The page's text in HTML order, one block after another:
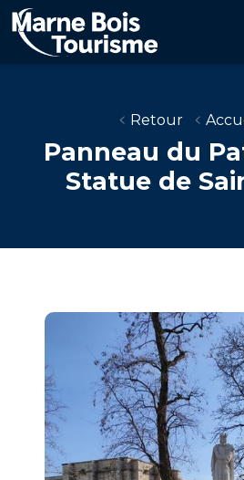
Aller
au
contenu
principal
Retour
Panneau du
Statue de